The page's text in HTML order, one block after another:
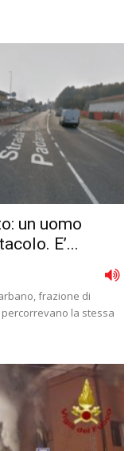
un uomo
E’...
frazione di
la stessa